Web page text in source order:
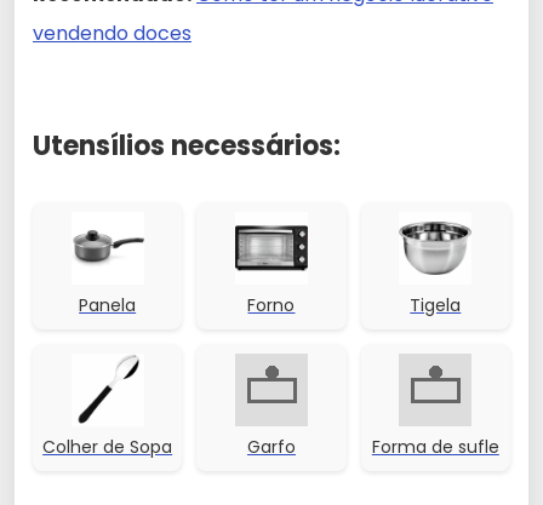
vendendo doces
Utensílios necessários:
Panela Forno Tigela
Colher de Sopa Garfo Forma de sufle